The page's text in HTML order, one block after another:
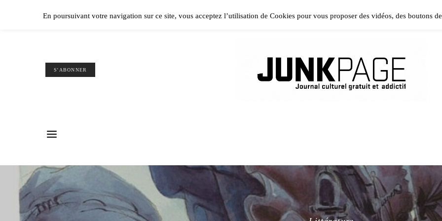
Please install and activate Powerkit plugin from Appearance →
S'ABONNER
En poursuivant votre navigation sur ce site, vous acceptez l’utilisation de Cookies pour vous proposer des vidéos, des boutons